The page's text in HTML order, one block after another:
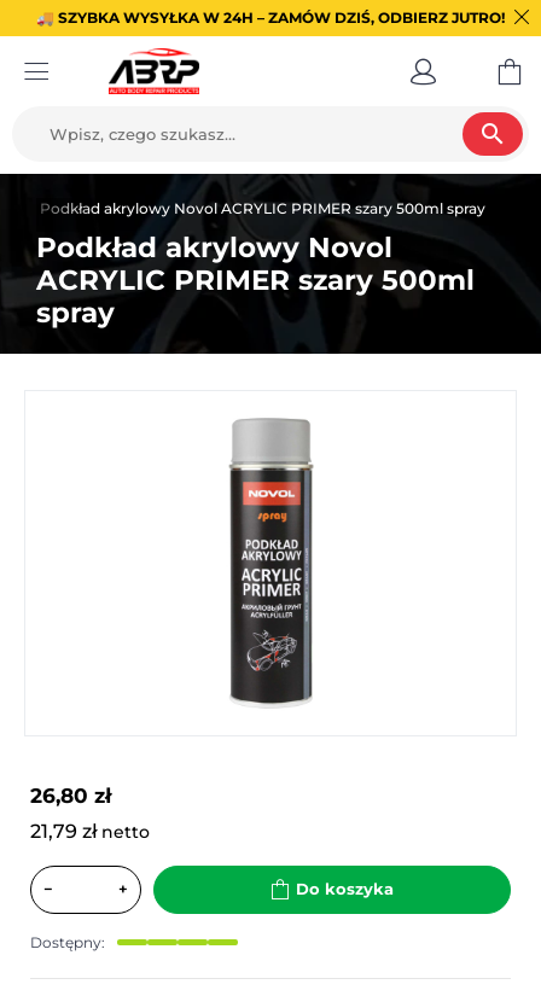
🚚 SZYBKA WYSYŁKA W 24H – ZAMÓW DZIŚ, ODBIERZ JUTRO!
search
Podkład akrylowy Novol ACRYLIC PRIMER szary 500ml spray
Podkład akrylowy Novol
ACRYLIC PRIMER szary 500ml
spray
26,80 zł
21,79 zł netto
− + Do koszyka
Dostępny: